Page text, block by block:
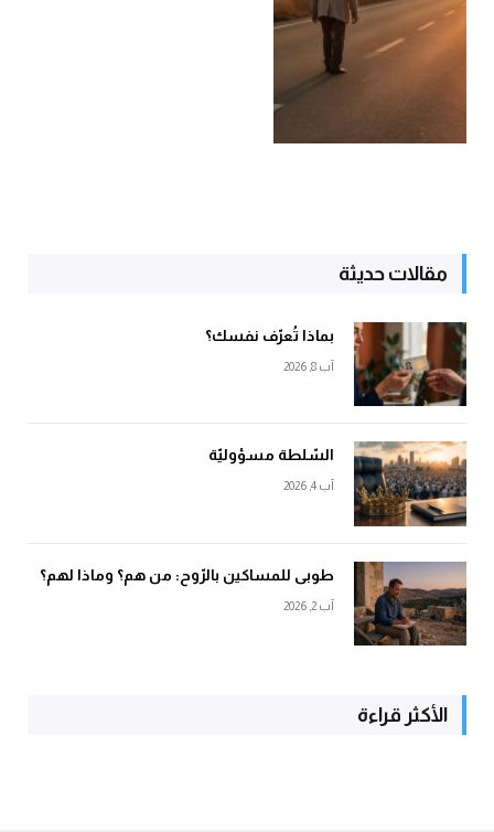
مقالات حديثة
بماذا تُعرّف نفسك؟
آب 8, 2026
السّلطة مسؤوليّة
آب 4, 2026
طوبى للمساكين بالرّوح: من هم؟ وماذا لهم؟
آب 2, 2026
الأكثر قراءة